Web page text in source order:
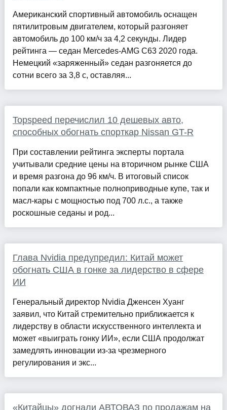
Американский спортивный автомобиль оснащен
пятилитровым двигателем, который разгоняет
автомобиль до 100 км/ч за 4,2 секунды. Лидер
рейтинга — седан Mercedes-AMG C63 2020 года.
Немецкий «заряженный» седан разгоняется до
сотни всего за 3,8 с, оставляя...
Topspeed перечислил 10 дешевых авто,
способных обогнать спорткар Nissan GT-R
При составлении рейтинга эксперты портала
учитывали средние цены на вторичном рынке США
и время разгона до 96 км/ч. В итоговый список
попали как компактные полноприводные купе, так и
масл-кары с мощностью под 700 л.с., а также
роскошные седаны и род...
Глава Nvidia предупредил: Китай может
обогнать США в гонке за лидерство в сфере
ИИ
Генеральный директор Nvidia Дженсен Хуанг
заявил, что Китай стремительно приближается к
лидерству в области искусственного интеллекта и
может «выиграть гонку ИИ», если США продолжат
замедлять инновации из-за чрезмерного
регулирования и экс...
«Китайцы» догнали АВТОВАЗ по продажам на